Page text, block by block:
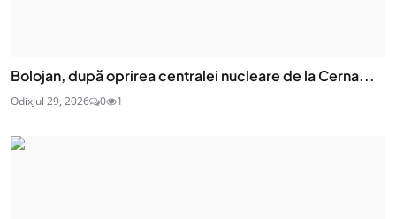
Bolojan, după oprirea centralei nucleare de la Cerna...
OdixJul 29, 2026 0 1